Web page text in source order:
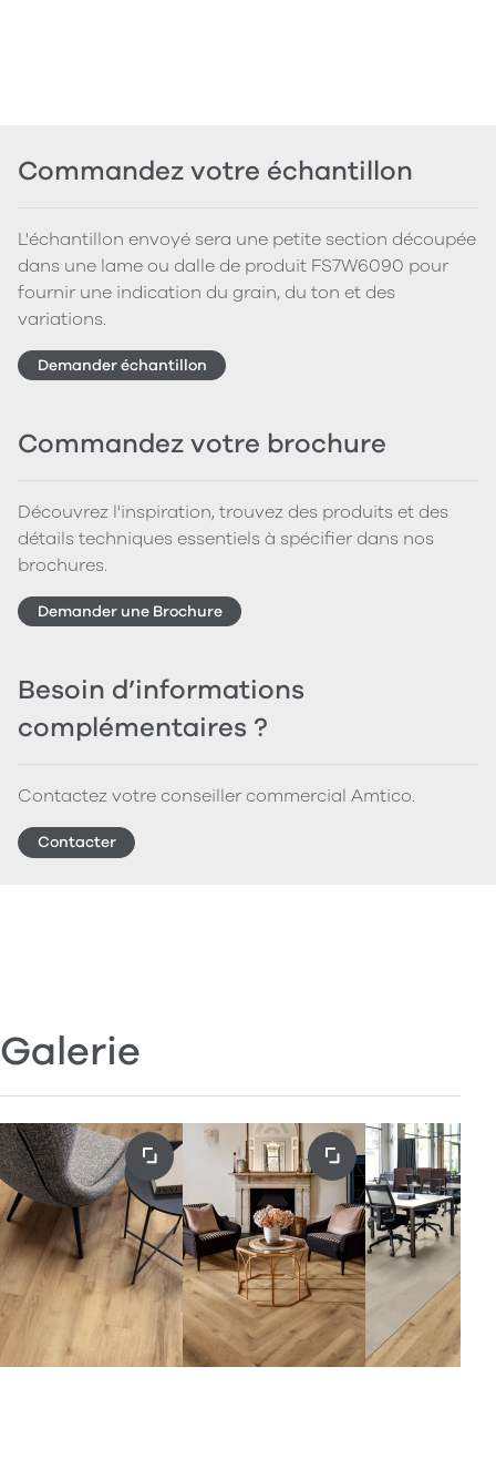
Commandez votre échantillon
L'échantillon envoyé sera une petite section découpée
dans une lame ou dalle de produit FS7W6090 pour
fournir une indication du grain, du ton et des
variations.
Demander échantillon
Commandez votre brochure
Découvrez l'inspiration, trouvez des produits et des
détails techniques essentiels à spécifier dans nos
brochures.
Demander une Brochure
Besoin d’informations
complémentaires ?
Contactez votre conseiller commercial Amtico.
Contacter
Galerie